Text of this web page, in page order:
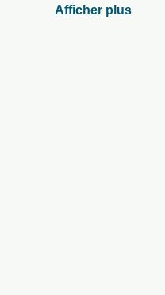
Afficher plus